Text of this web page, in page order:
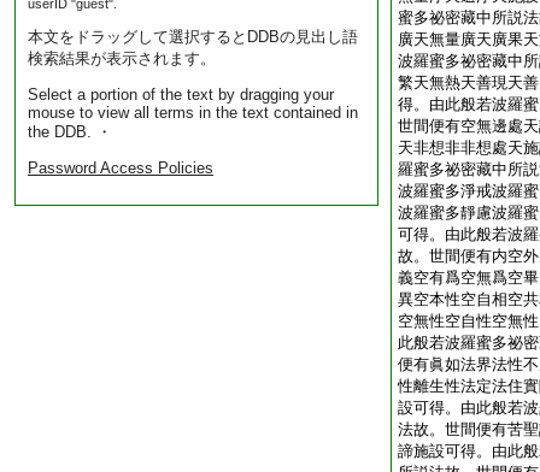
userID "guest".
本文をドラッグして選択するとDDBの見出し語
検索結果が表示されます。
Select a portion of the text by dragging your
mouse to view all terms in the text contained in
the DDB. ・
Password Access Policies
蜜多祕密藏中所説
廣天無量廣天廣果
波羅蜜多祕密藏中
繁天無熱天善現天
得。由此般若波羅
世間便有空無邊處
天非想非非想處天
羅蜜多祕密藏中所
波羅蜜多淨戒波羅
波羅蜜多靜慮波羅
可得。由此般若波
故。世間便有内空
義空有爲空無爲空
異空本性空自相空
空無性空自性空無
此般若波羅蜜多祕
便有眞如法界法性
性離生性法定法住
設可得。由此般若
法故。世間便有苦
諦施設可得。由此